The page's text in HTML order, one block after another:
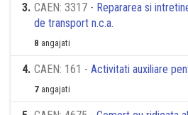
3. CAEN: 3317 - Repararea si
de transport n.c.a.
8 angajati
4. CAEN: 161 - Activitati auxiliare
7 angajati